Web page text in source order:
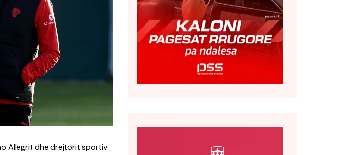
LIGJERATE FETARE
PARADITE ME NE
PIKËPAMJE
RECETA E DITES
RELAKS
RETRO JAVORE
Allegrit dhe drejtorit sportiv